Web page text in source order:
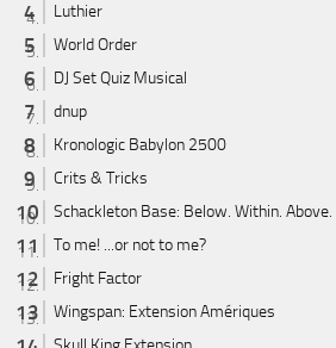
Luthier
World Order
DJ Set Quiz Musical
dnup
Kronologic Babylon 2500
Crits & Tricks
Schackleton Base: Below. Within. Above.
To me! ...or not to me?
Fright Factor
Wingspan: Extension Amériques